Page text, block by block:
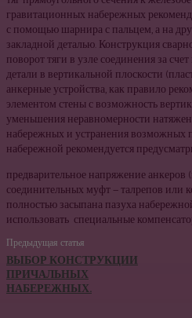
гравитационных набережных
с помощью шарнира с пальцем, а на
закладной деталью. Конструкция
поворот тяги в узле соединения за
детали в вертикальной плоскости
анкерные устройства, как правило
элементом стены с возможность
уменьшения неравномерности
набережных и устранения возможных
набережной рекомендуется
предварительное напряжение
соединительных муфт — талрепов или
полностью засыпана пазуха
использовать специальные
Предыдущая статья
ВЫБОР КОНСТРУКЦИИ
ПРИЧАЛЬНЫХ
НАБЕРЕЖНЫХ.